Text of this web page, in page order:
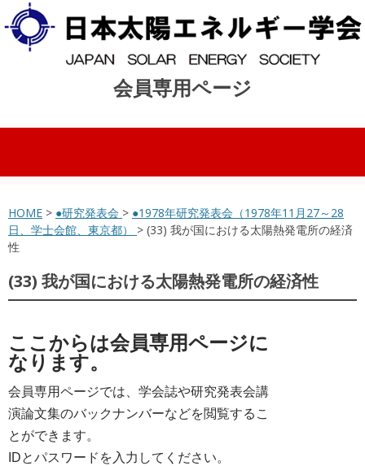
会員専用ページ
コンテンツへスキップ
HOME > ●研究発表会 > ●1978年研究発表会（1978年11月27～28
日、学士会館、東京都） > (33) 我が国における太陽熱発電所の経済
性
(33) 我が国における太陽熱発電所の経済性
ここからは会員専用ページに
なります。
会員専用ページでは、学会誌や研究発表会講
演論文集のバックナンバーなどを閲覧するこ
とができます。
IDとパスワードを入力してください。